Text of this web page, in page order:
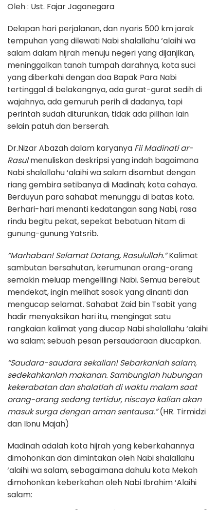
Oleh : Ust. Fajar Jaganegara
Delapan hari perjalanan, dan nyaris 500 km jarak
tempuhan yang dilewati Nabi shalallahu ‘alaihi wa
salam dalam hijrah menuju negeri yang dijanjikan,
meninggalkan tanah tumpah darahnya, kota suci
yang diberkahi dengan doa Bapak Para Nabi
tertinggal di belakangnya, ada gurat-gurat sedih di
wajahnya, ada gemuruh perih di dadanya, tapi
perintah sudah diturunkan, tidak ada pilihan lain
selain patuh dan berserah.
Dr.Nizar Abazah dalam karyanya Fii Madinati ar-
Rasulmenuliskan deskripsi yang indah bagaimana
Nabi shalallahu ‘alaihi wa salam disambut dengan
riang gembira setibanya di Madinah; kota cahaya.
Berduyun para sahabat menunggu di batas kota.
Berhari-hari menanti kedatangan sang Nabi, rasa
rindu begitu pekat, sepekat bebatuan hitam di
gunung-gunung Yatsrib.
“Marhaban! Selamat Datang, Rasulullah.”Kalimat
sambutan bersahutan, kerumunan orang-orang
semakin meluap mengelilingi Nabi. Semua berebut
mendekat, ingin melihat sosok yang dinanti dan
mengucap selamat. Sahabat Zaid bin Tsabit yang
hadir menyaksikan hari itu, mengingat satu
rangkaian kalimat yang diucap Nabi shalallahu ‘alaihi
wa salam; sebuah pesan persaudaraan diucapkan.
“Saudara-saudara sekalian! Sebarkanlah salam,
sedekahkanlah makanan. Sambunglah hubungan
kekerabatan dan shalatlah di waktu malam saat
orang-orang sedang tertidur, niscaya kalian akan
masuk surga dengan aman sentausa.”(HR. Tirmidzi
dan Ibnu Majah)
Madinah adalah kota hijrah yang keberkahannya
dimohonkan dan dimintakan oleh Nabi shalallahu
‘alaihi wa salam, sebagaimana dahulu kota Mekah
dimohonkan keberkahan oleh Nabi Ibrahim ‘Alaihi
salam: